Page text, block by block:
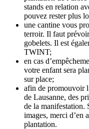
stands en relation
pouvez rester plus
une cantine vous
terroir. Il faut
gobelets. Il est
TWINT;
en cas
votre enfant sera
sur place;
afin de promouvoir
de Lausanne, des
de la manifestation.
images, merci d’en
plantation.